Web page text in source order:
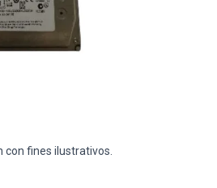
con fines ilustrativos.